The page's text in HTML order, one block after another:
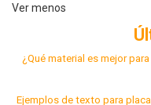
Ver menos
¿Qué material es mejor
Ejemplos de texto para